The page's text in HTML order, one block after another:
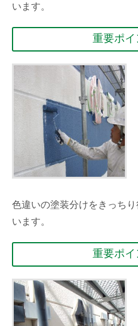
います。
重要ポイ
色違いの塗装分けをきっち
います。
重要ポイ